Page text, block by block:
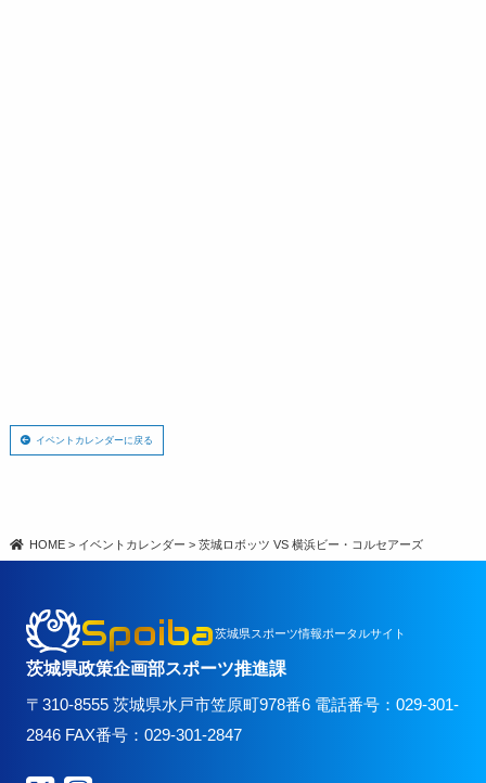
イベントカレンダーに戻る
HOME > イベントカレンダー >茨城ロボッツ VS 横浜ビー・コルセアーズ
Spoiba茨城県スポーツ情報ポータルサイト
茨城県政策企画部スポーツ推進課
〒310-8555 茨城県水戸市笠原町978番6 電話番号：029-301-
2846 FAX番号：029-301-2847